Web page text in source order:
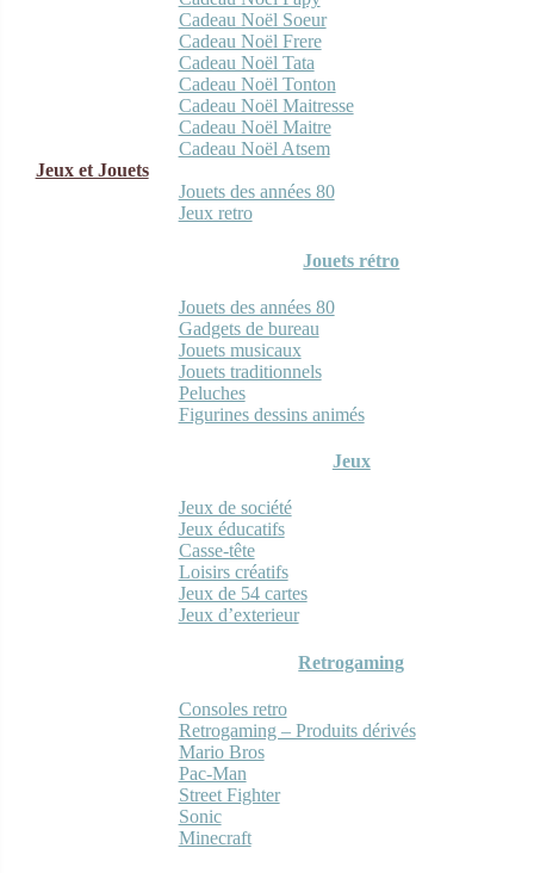
Cadeau Noël Soeur
Cadeau Noël Frere
Cadeau Noël Tata
Cadeau Noël Tonton
Cadeau Noël Maitresse
Cadeau Noël Maitre
Cadeau Noël Atsem
Jeux et Jouets
Jouets des années 80
Jeux retro
Jouets rétro
Jouets des années 80
Gadgets de bureau
Jouets musicaux
Jouets traditionnels
Peluches
Figurines dessins animés
Jeux
Jeux de société
Jeux éducatifs
Casse-tête
Loisirs créatifs
Jeux de 54 cartes
Jeux d’exterieur
Retrogaming
Consoles retro
Retrogaming – Produits dérivés
Mario Bros
Pac-Man
Street Fighter
Sonic
Minecraft